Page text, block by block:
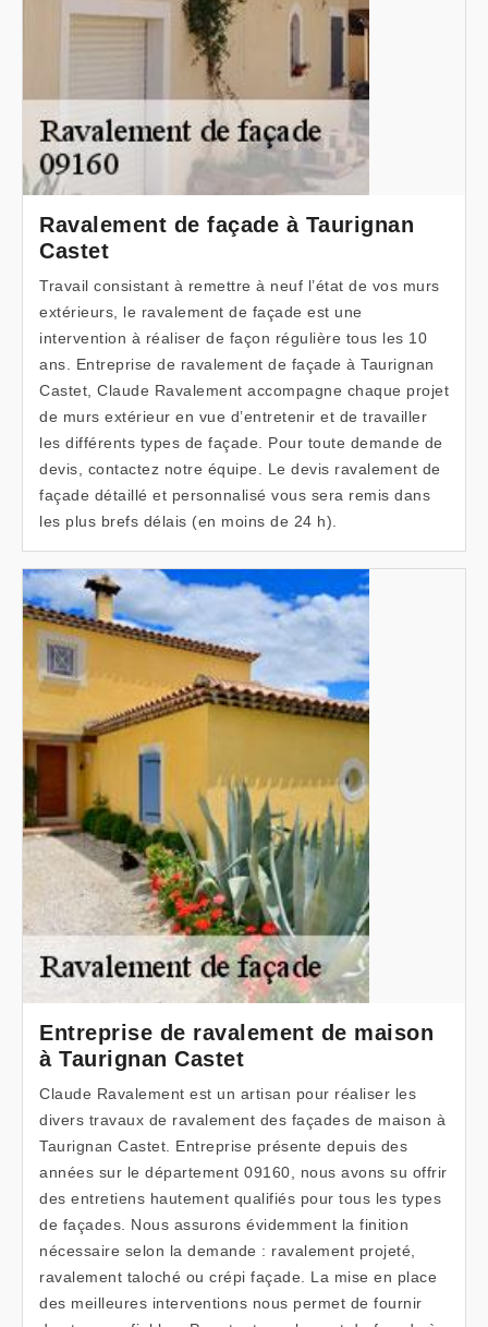
Ravalement de façade à Taurignan
Castet
Travail consistant à remettre à neuf l’état de vos murs
extérieurs, le ravalement de façade est une
intervention à réaliser de façon régulière tous les 10
ans. Entreprise de ravalement de façade à Taurignan
Castet, Claude Ravalement accompagne chaque projet
de murs extérieur en vue d’entretenir et de travailler
les différents types de façade. Pour toute demande de
devis, contactez notre équipe. Le devis ravalement de
façade détaillé et personnalisé vous sera remis dans
les plus brefs délais (en moins de 24 h).
Entreprise de ravalement de maison
à Taurignan Castet
Claude Ravalement est un artisan pour réaliser les
divers travaux de ravalement des façades de maison à
Taurignan Castet. Entreprise présente depuis des
années sur le département 09160, nous avons su offrir
des entretiens hautement qualifiés pour tous les types
de façades. Nous assurons évidemment la finition
nécessaire selon la demande : ravalement projeté,
ravalement taloché ou crépi façade. La mise en place
des meilleures interventions nous permet de fournir